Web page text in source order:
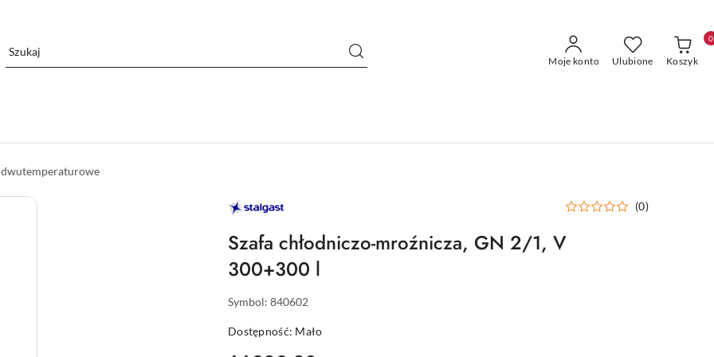
Moje konto Ulubione Koszyk
0
dwutemperaturowe
STALGAST
–
DLA
GASTRONOMII
(0)
Szafa chłodniczo-mroźnicza, GN 2/1, V
300+300 l
Symbol: 840602
Dostępność: Mało